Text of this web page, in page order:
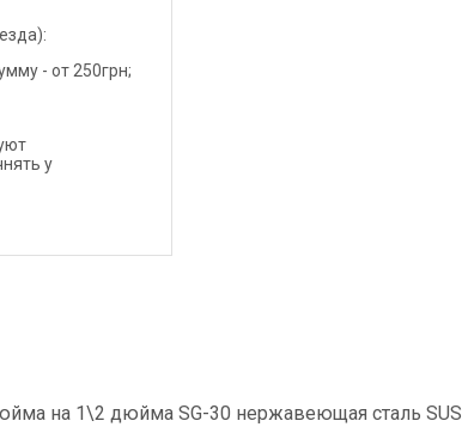
- от 250грн;
у
на 1\2 дюйма SG-30 нержавеющая сталь